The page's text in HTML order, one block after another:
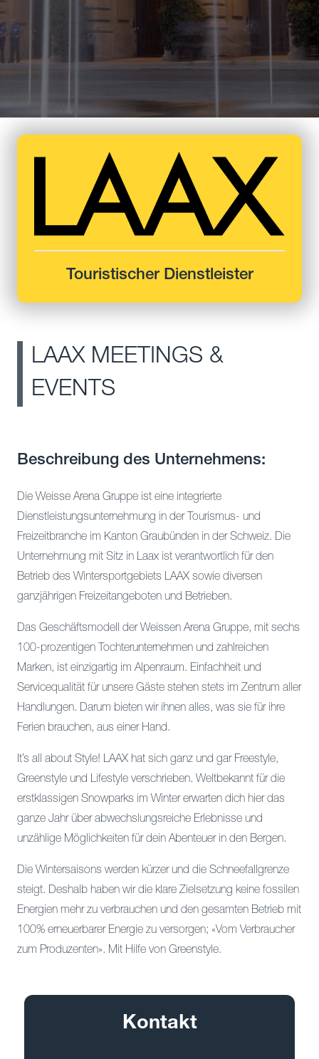
LAAX MEETINGS &
EVENTS
Beschreibung des Unternehmens:
Die Weisse Arena Gruppe ist eine integrierte
Dienstleistungsunternehmung in der Tourismus- und
Freizeitbranche im Kanton Graubünden in der Schweiz. Die
Unternehmung mit Sitz in Laax ist verantwortlich für den
Betrieb des Wintersportgebiets LAAX sowie diversen
ganzjährigen Freizeitangeboten und Betrieben.
Das Geschäftsmodell der Weissen Arena Gruppe, mit sechs
100-prozentigen Tochterunternehmen und zahlreichen
Marken, ist einzigartig im Alpenraum. Einfachheit und
Servicequalität für unsere Gäste stehen stets im Zentrum aller
Handlungen. Darum bieten wir ihnen alles, was sie für ihre
Ferien brauchen, aus einer Hand.
It’s all about Style! LAAX hat sich ganz und gar Freestyle,
Greenstyle und Lifestyle verschrieben. Weltbekannt für die
erstklassigen Snowparks im Winter erwarten dich hier das
ganze Jahr über abwechslungsreiche Erlebnisse und
unzählige Möglichkeiten für dein Abenteuer in den Bergen.
Die Wintersaisons werden kürzer und die Schneefallgrenze
steigt. Deshalb haben wir die klare Zielsetzung keine fossilen
Energien mehr zu verbrauchen und den gesamten Betrieb mit
100% erneuerbarer Energie zu versorgen; «Vom Verbraucher
zum Produzenten». Mit Hilfe von Greenstyle.
Touristischer Dienstleister
Kontakt